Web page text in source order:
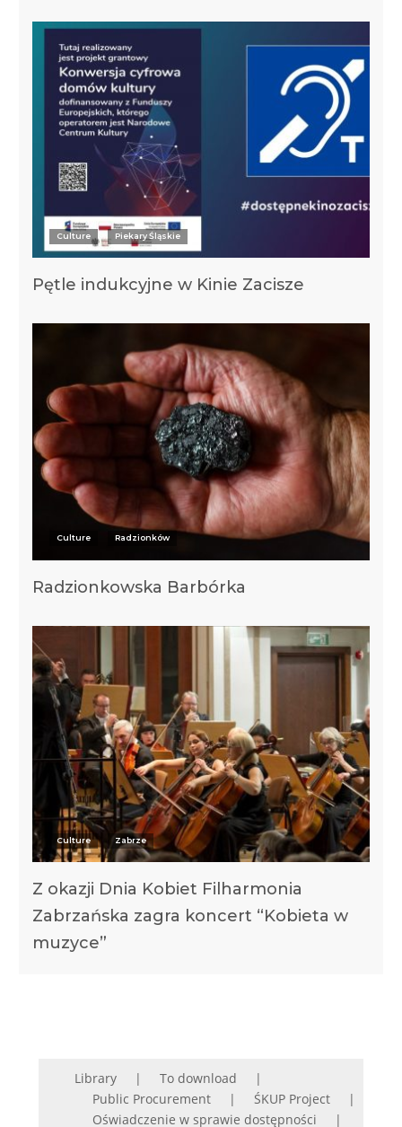
Culture Piekary Śląskie
Pętle indukcyjne w Kinie Zacisze
Culture Radzionków
Radzionkowska Barbórka
Culture Zabrze
Z okazji Dnia Kobiet Filharmonia
Zabrzańska zagra koncert “Kobieta w
muzyce”
Library
To download
Public Procurement
ŚKUP Project
Oświadczenie w sprawie dostępności